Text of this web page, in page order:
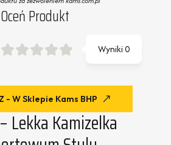
Oceń Produkt
Wyniki0
- W Sklepie Kams BHP
Lekka Kamizelka